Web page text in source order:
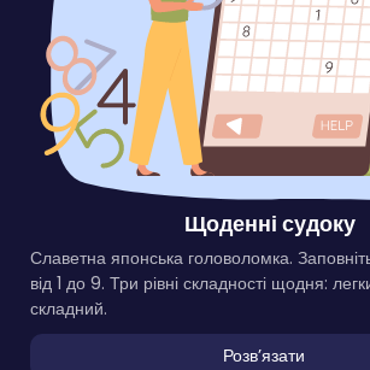
Щоденні судоку
Славетна японська головоломка.
від 1 до 9. Три рівні складності щодня:
складний.
Розвʼязати